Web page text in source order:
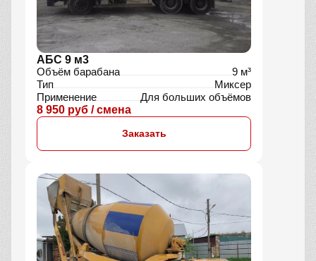
АБС 9 м3
Объём барабана
9 м³
Тип
Миксер
Применение
Для больших объёмов
8 950 руб / смена
Заказать